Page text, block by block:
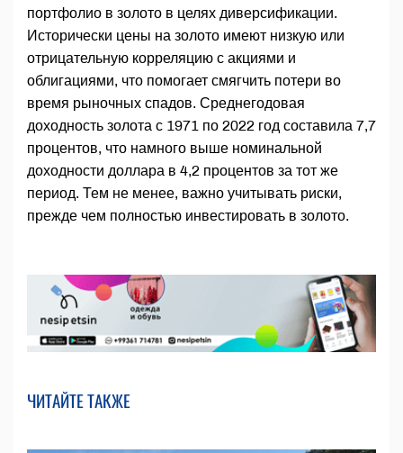
портфолио в золото в целях диверсификации.
Исторически цены на золото имеют низкую или
отрицательную корреляцию с акциями и
облигациями, что помогает смягчить потери во
время рыночных спадов. Среднегодовая
доходность золота с 1971 по 2022 год составила 7,7
процентов, что намного выше номинальной
доходности доллара в 4,2 процентов за тот же
период. Тем не менее, важно учитывать риски,
прежде чем полностью инвестировать в золото.
ЧИТАЙТЕ ТАКЖЕ